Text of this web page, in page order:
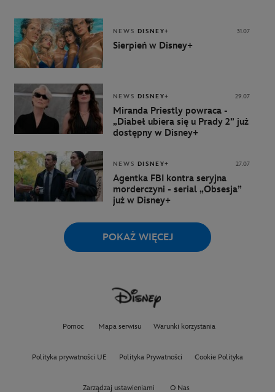
NEWS DISNEY+ 31.07
Sierpień w Disney+
NEWS DISNEY+ 29.07
Miranda Priestly powraca -
„Diabeł ubiera się u Prady 2” już
dostępny w Disney+
NEWS DISNEY+ 27.07
Agentka FBI kontra seryjna
morderczyni - serial „Obsesja”
już w Disney+
POKAŻ WIĘCEJ
Pomoc Mapa serwisu Warunki korzystania
Polityka prywatności UE Polityka Prywatności Cookie Polityka
Zarządzaj ustawieniami O Nas